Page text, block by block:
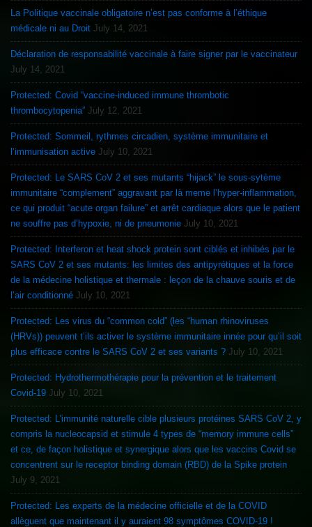
La Politique vaccinale obligatoire n’est pas conforme à l’éthique
médicale ni au Droit July 14, 2021
Déclaration de responsabilité vaccinale à faire signer par le vaccinateur
July 14, 2021
Protected: Covid “vaccine-induced immune thrombotic
thrombocytopenia” July 12, 2021
Protected: Sommeil, rythmes circadien, système immunitaire et
l’immunisation active July 10, 2021
Protected: Le SARS CoV 2 et ses mutants “hijack” le sous-sytème
immunitaire “complement” aggravant par là meme l’hyper-inflammation,
ce qui produit “acute organ failure” et arrêt cardiaque alors que le patient
ne souffre pas d’hypoxie, ni de pneumonie July 10, 2021
Protected: Interferon et heat shock protein sont ciblés et inhibés par le
SARS CoV 2 et ses mutants: les limites des antipyrétiques et la force
de la médecine holistique et thermale : leçon de la chauve souris et de
l’air conditionné July 10, 2021
Protected: Les virus du “common cold” (les “human rhinoviruses
(HRVs)) peuvent t’ils activer le système immunitaire innée pour qu’il soit
plus efficace contre le SARS CoV 2 et ses variants ? July 10, 2021
Protected: Hydrothermothérapie pour la prévention et le traitement
Covid-19 July 10, 2021
Protected: L’immunité naturelle cible plusieurs protéines SARS CoV 2, y
compris la nucleocapsid et stimule 4 types de “memory immune cells”
et ce, de façon holistique et synergique alors que les vaccins Covid se
concentrent sur le receptor binding domain (RBD) de la Spike protein
July 9, 2021
Protected: Les experts de la médecine officielle et de la COVID
allèguent que maintenant il y auraient 98 symptômes COVID-19 !